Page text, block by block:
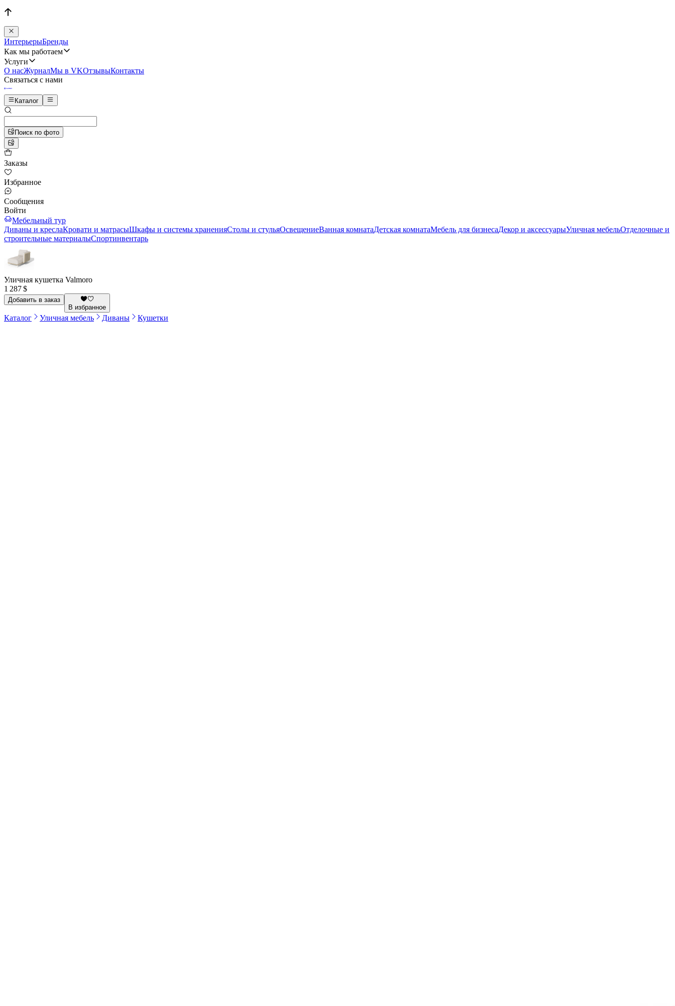
ИнтерьерыБренды
Как мы работаем
Услуги
О насЖурналМы в VKОтзывыКонтакты
Связаться с нами
Каталог
Поиск по фото
Заказы
Избранное
Сообщения
Войти
Мебельный тур
Диваны и креслаКровати и матрасыШкафы и системы храненияСтолы и стульяОсвещениеВанная комнатаДетская комнатаМебель для бизнесаДекор и аксессуарыУличная мебельОтделочные и
строительные материалыСпортинвентарь
Уличная кушетка Valmoro
1 287 $
Добавить в заказ
В избранное
Каталог Уличная мебель Диваны Кушетки